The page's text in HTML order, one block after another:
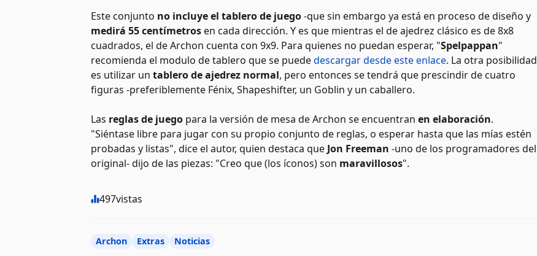
Este conjunto no incluye el tablero de juego-que sin embargo ya está en proceso de diseño y
medirá 55 centímetrosen cada dirección. Y es que mientras el de ajedrez clásico es de 8x8
cuadrados, el de Archon cuenta con 9x9. Para quienes no puedan esperar, "Spelpappan"
recomienda el modulo de tablero que se puededescargar desde este enlace. La otra posibilidad
es utilizar un tablero de ajedrez normal, pero entonces se tendrá que prescindir de cuatro
figuras -preferiblemente Fénix, Shapeshifter, un Goblin y un caballero.
Las reglas de juego para la versión de mesa de Archon se encuentran en elaboración.
"Siéntase libre para jugar con su propio conjunto de reglas, o esperar hasta que las mías estén
probadas y listas", dice el autor, quien destaca que Jon Freeman -uno de los programadores del
original- dijo de las piezas: "Creo que (los íconos) son maravillosos".
497vistas
Archon Extras Noticias